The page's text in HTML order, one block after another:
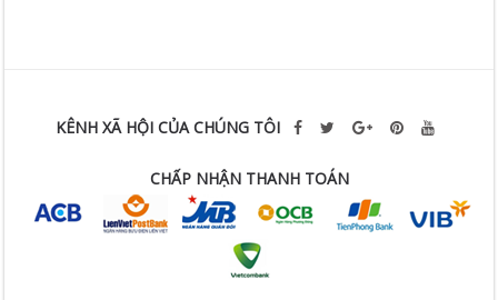
KÊNH XÃ HỘI CỦA CHÚNG TÔI
CHẤP NHẬN THANH TOÁN